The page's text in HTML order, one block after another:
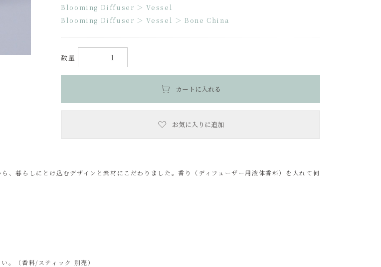
Blooming Diffuser ＞ Vessel
Blooming Diffuser ＞ Vessel ＞ Bone China
数量
カートに入れる
お気に入りに追加
、暮らしにとけ込むデザインと素材にこだわりました。香り（ディフューザー用液体香料）を入れて何
。（香料/スティック 別売）